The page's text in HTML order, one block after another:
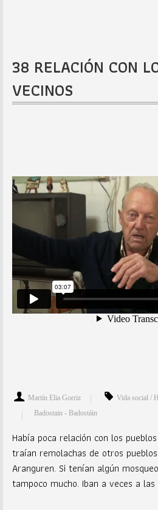
38 RELACIÓN CON
VECINOS
Martín Elia Gorriz Vida social /
Badostain - Badostáin
Había poca relación con los
traían remolachas de otros
Aranguren. Si tenían algún
tampoco mucho. Iban a veces a